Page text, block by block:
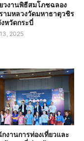
วงานพิธีสมโภชฉลอง
ามหลวงวัดมหาธาตุวชิร
หวัดกระบี่
2025
กงานการท่องเที่ยวและ